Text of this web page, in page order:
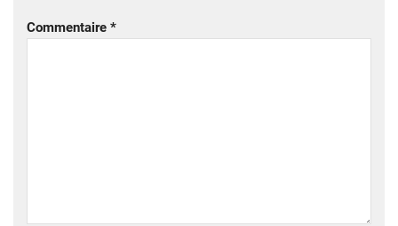
Commentaire *